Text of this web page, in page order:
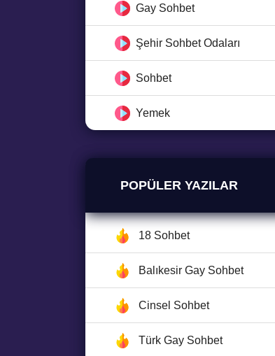
Gay Sohbet
Şehir Sohbet Odaları
Sohbet
Yemek
POPÜLER YAZILAR
18 Sohbet
Balıkesir Gay Sohbet
Cinsel Sohbet
Türk Gay Sohbet